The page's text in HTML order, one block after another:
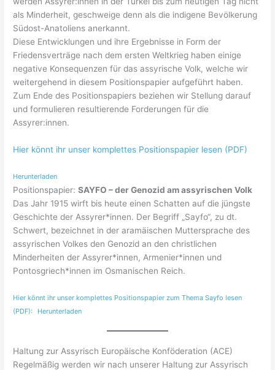
als Minderheit, geschweige denn als die indigene Bevölkerung
Südost-Anatoliens anerkannt.
Diese Entwicklungen und ihre Ergebnisse in Form der
Friedensverträge nach dem ersten Weltkrieg haben einige
negative Konsequenzen für das assyrische Volk, welche wir
weitergehend in diesem Positionspapier aufgeführt haben.
Zum Ende des Positionspapiers beziehen wir Stellung darauf
und formulieren resultierende Forderungen für die
Assyrer:innen.
Hier könnt ihr unser komplettes Positionspapier lesen (PDF)
Herunterladen
Positionspapier:SAYFO – der Genozid am assyrischen Volk
Das Jahr 1915 wirft bis heute einen Schatten auf die jüngste
Geschichte der Assyrer*innen. Der Begriff „Sayfo“, zu dt.
Schwert, bezeichnet in der aramäischen Muttersprache des
assyrischen Volkes den Genozid an den christlichen
Minderheiten der Assyrer*innen, Armenier*innen und
Pontosgriech*innen im Osmanischen Reich.
Hier könnt ihr unser komplettes Positionspapier zum Thema Sayfo lesen
(PDF):
Herunterladen
Haltung zur Assyrisch Europäische Konföderation (ACE)
Regelmäßig werden wir nach unserer Haltung zur Assyrisch